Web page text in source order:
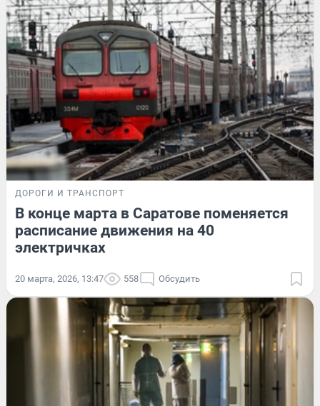
ДОРОГИ И ТРАНСПОРТ
В конце марта в Саратове поменяется
расписание движения на 40
электричках
20 марта, 2026, 13:47 558 Обсудить